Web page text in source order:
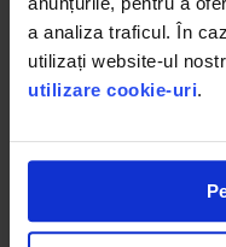
a analiza traficul. În
utilizați website-ul
utilizare cookie-uri.
puțină cofeină
decât o cafea
obișnuită.
Acest lucru
KAFUNE Light